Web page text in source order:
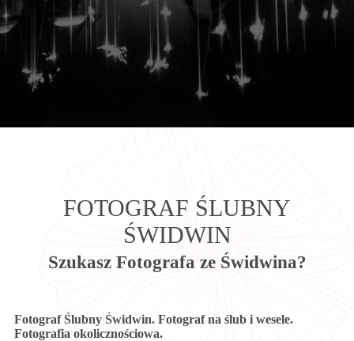
FOTOGRAF ŚLUBNY
ŚWIDWIN
Szukasz Fotografa ze Świdwina?
Fotograf Ślubny Świdwin. Fotograf na ślub i wesele.
Fotografia okolicznościowa.